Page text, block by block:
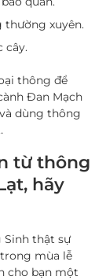
thường xuyên.
cây.
thông để
Đan Mạch
dùng thông
từ thông
hãy
Sinh thật sự
mùa lễ
cho bạn một